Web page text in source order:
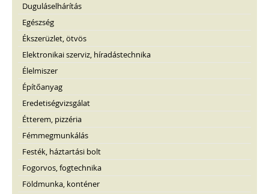
Duguláselhárítás
Egészség
Ékszerüzlet, ötvös
Elektronikai szerviz, híradástechnika
Élelmiszer
Építőanyag
Eredetiségvizsgálat
Étterem, pizzéria
Fémmegmunkálás
Festék, háztartási bolt
Fogorvos, fogtechnika
Földmunka, konténer